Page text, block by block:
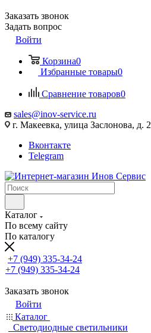
Заказать звонок
Задать вопрос
Войти
Корзина0
Избранные товары0
Сравнение товаров0
sales@inov-service.ru
г. Макеевка, улица Заслонова, д. 2
Вконтакте
Telegram
Каталог
По всему сайту
По каталогу
+7 (949) 335-34-24
+7 (949) 335-34-24
Заказать звонок
Войти
Каталог
Светодиодные светильники